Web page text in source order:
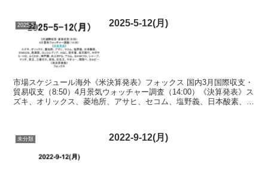
2025-5 2025-5-12(月)
市場スケジュール海外《米決算発表》フォックス 国内3月国際収支・
貿易収支（8:50）4月景気ウォッチャー調査（14:00）《決算発表》ス
ズキ、オリックス、菱地所、アサヒ、セコム、塩野義、日本酸素、Ｅ
未分類 2022-9-12(月)